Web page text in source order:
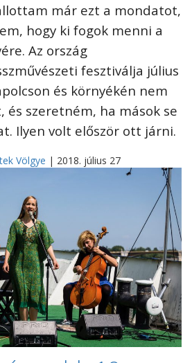
már ezt a mondatot,
hogy ki fogok menni a
Az ország
fesztiválja július
és környékén nem
és szeretném, ha mások se
Ilyen volt először ott járni.
Völgye | 2018. július 27